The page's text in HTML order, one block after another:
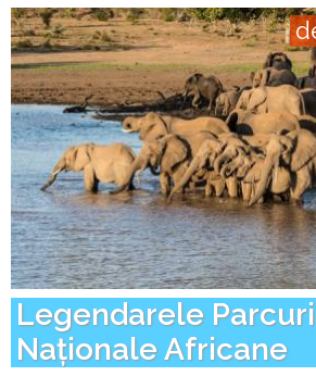
Legendarele Parcuri
Naționale Africane